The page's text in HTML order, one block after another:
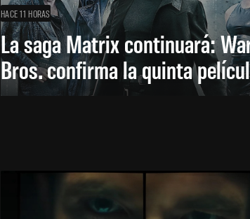
HACE 11 HORAS
La saga Matrix continuará:
Bros. confirma la quinta